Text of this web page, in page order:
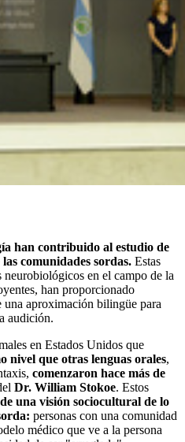
han contribuido al estudio de
comunidades sordas. Estas
en el campo de la
han proporcionado
aproximación bilingüe para
audición.
en Estados Unidos que
nivel que otras lenguas orales,
comenzaron hace más de
Dr. William Stokoe. Estos
una visión sociocultural de lo
personas con una comunidad
médico que ve a la persona